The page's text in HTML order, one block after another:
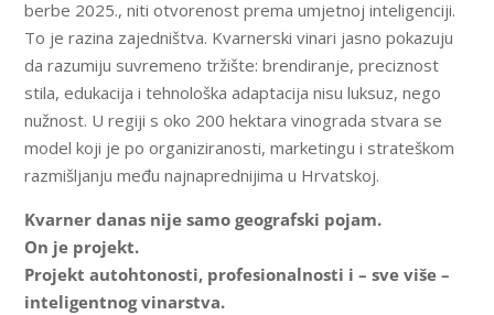
berbe 2025., niti otvorenost prema umjetnoj inteligenciji.
To je razina zajedništva. Kvarnerski vinari jasno pokazuju
da razumiju suvremeno tržište: brendiranje, preciznost
stila, edukacija i tehnološka adaptacija nisu luksuz, nego
nužnost. U regiji s oko 200 hektara vinograda stvara se
model koji je po organiziranosti, marketingu i strateškom
razmišljanju među najnaprednijima u Hrvatskoj.
Kvarner danas nije samo geografski pojam.
On je projekt.
Projekt autohtonosti, profesionalnosti i – sve više –
inteligentnog vinarstva.